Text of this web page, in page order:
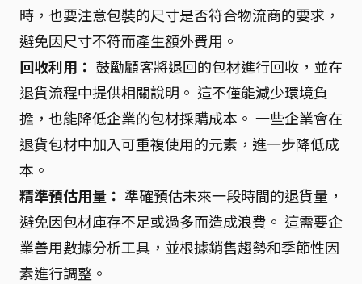
時，也要注意包裝的尺寸是否符合物流商的要求，
避免因尺寸不符而產生額外費用。
回收利用： 鼓勵顧客將退回的包材進行回收，並在
退貨流程中提供相關說明。 這不僅能減少環境負
擔，也能降低企業的包材採購成本。 一些企業會在
退貨包材中加入可重複使用的元素，進一步降低成
本。
精準預估用量： 準確預估未來一段時間的退貨量，
避免因包材庫存不足或過多而造成浪費。 這需要企
業善用數據分析工具，並根據銷售趨勢和季節性因
素進行調整。